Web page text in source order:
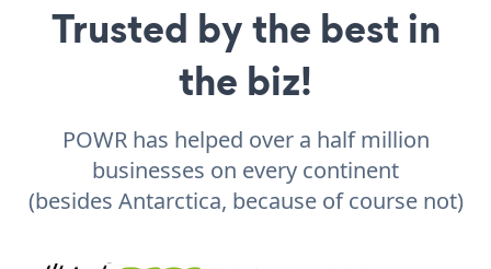
Trusted by the best in
the biz!
POWR has helped over a half million
businesses on every continent
(besides Antarctica, because of course not)